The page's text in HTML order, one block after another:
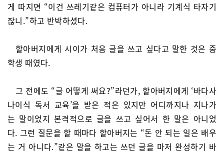
게 따지면 “이건 쓰레기같은 컴퓨터가 아니라 기계식 타자기
잖니.”하고 반박하셨다.
할아버지에게 시이가 처음 글을 쓰고 싶다고 말한 것은 중
학생 때였다.
그 전에도 “글 어떻게 써요?”라던가, 할아버지에게 ‘바다사
나이식 독서 교육’을 받은 적은 있지만 어디까지나 지나가
는 말이었지 본격적으로 글을 쓰고 싶어서 한 말은 아니었
다. 그런 질문을 할 때마다 할아버지는 “돈 안 되는 일은 배우
는 거 아니다.”같은 말을 하고는 쓰던 글을 마저 완성하기 바